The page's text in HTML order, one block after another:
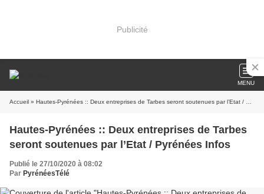
Publicité
MENU
Accueil » Hautes-Pyrénées :: Deux entreprises de Tarbes seront soutenues par l’Etat / Pyrénées Infos
Hautes-Pyrénées :: Deux entreprises de Tarbes
seront soutenues par l’Etat / Pyrénées Infos
Publié le 27/10/2020 à 08:02
Par PyrénéesTélé